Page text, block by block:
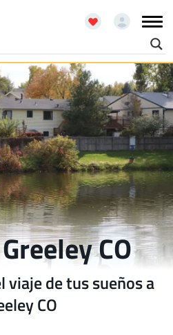
CO
viaje de tus sueños a
CO